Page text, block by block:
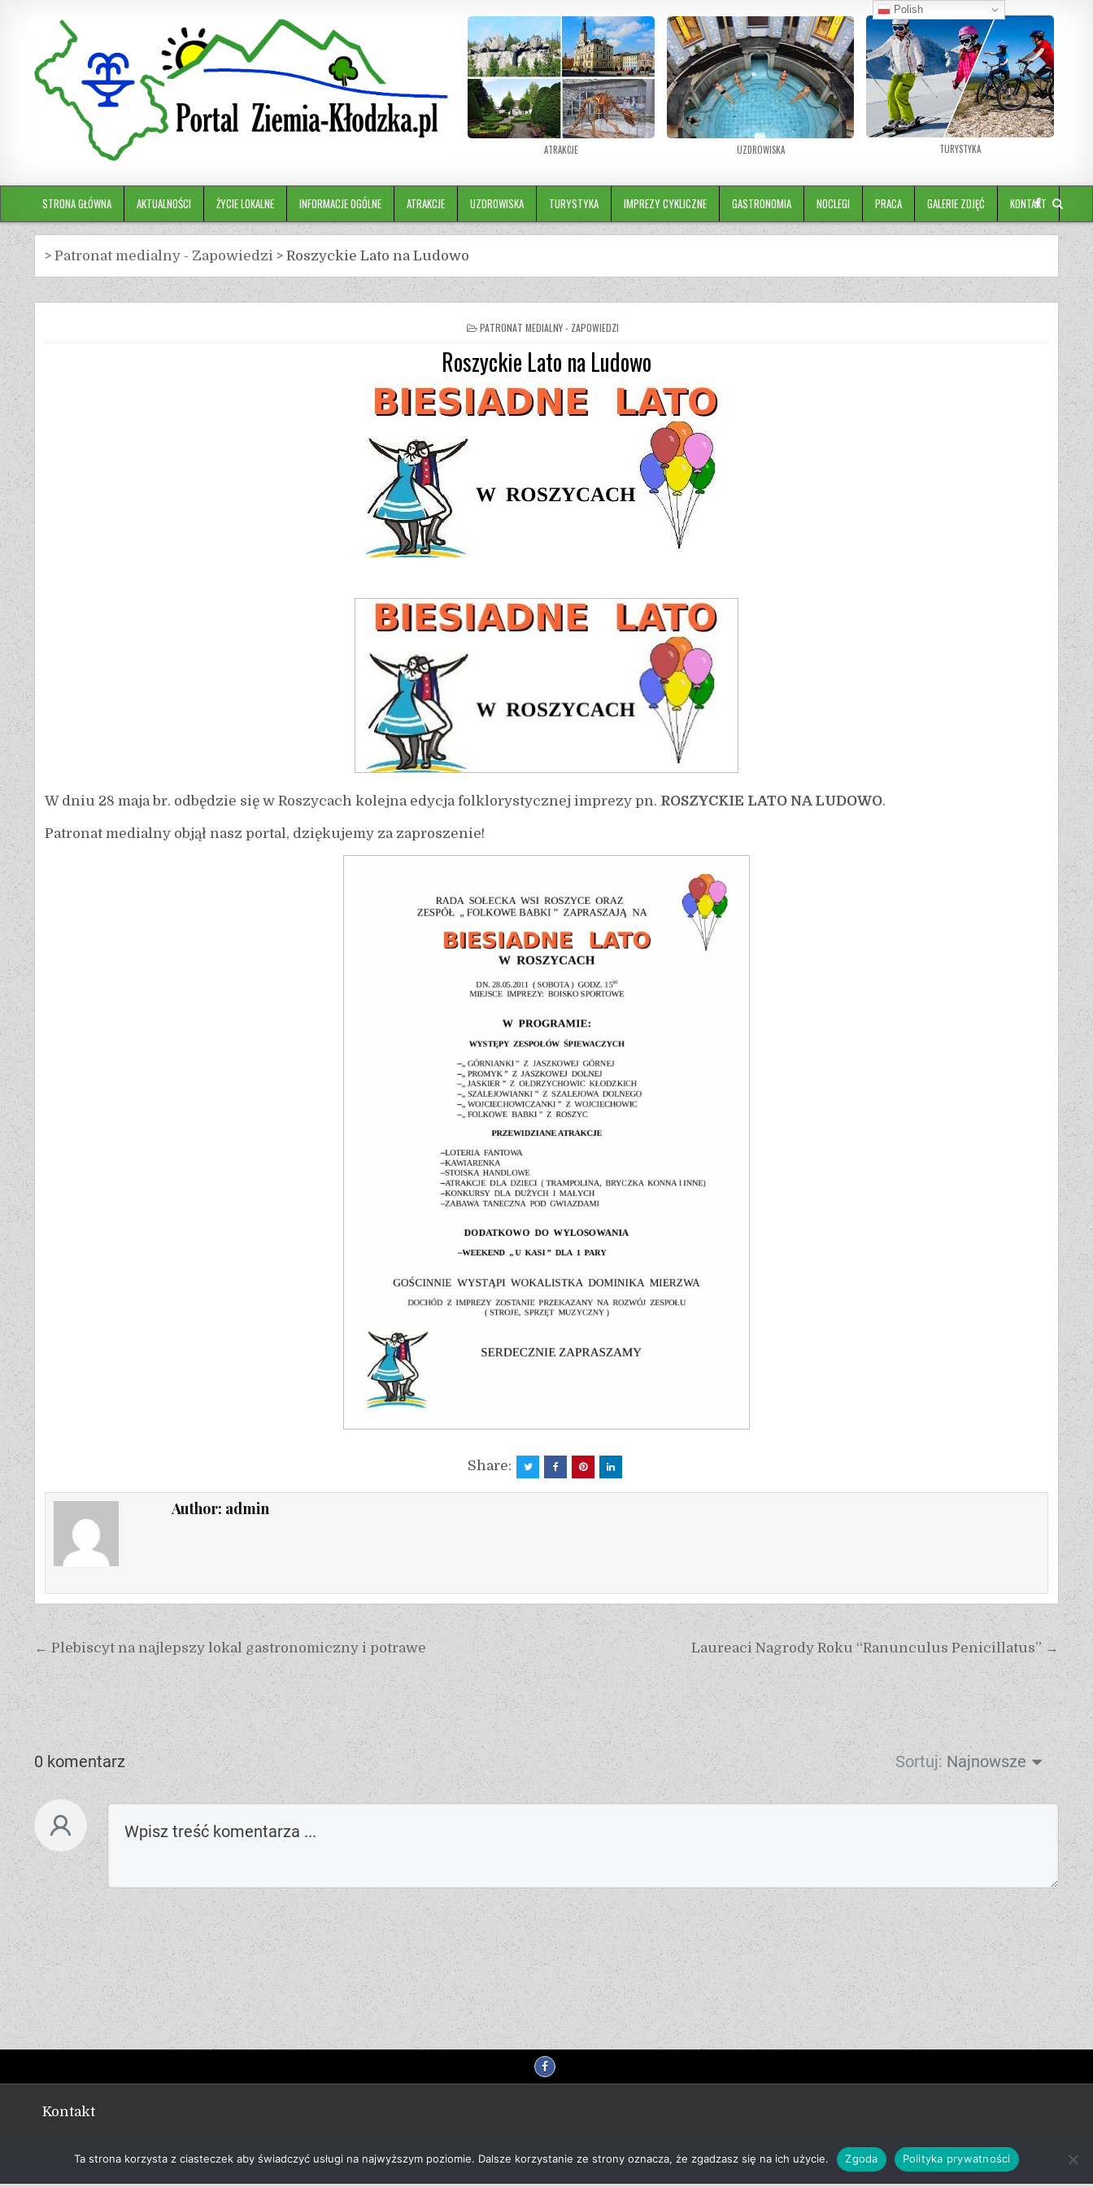
ATRAKCJE UZDROWISKA TURYSTYKA
STRONA GŁÓWNA AKTUALNOŚCI ŻYCIE LOKALNE INFORMACJE OGÓLNE ATRAKCJE UZDROWISKA TURYSTYKA IMPREZY CYKLICZNE GASTRONOMIA NOCLEGI PRACA GALERIE ZDJĘĆ KONTAKT
> Patronat medialny - Zapowiedzi > Roszyckie Lato na Ludowo
PATRONAT MEDIALNY - ZAPOWIEDZI
Roszyckie Lato na Ludowo
W dniu 28 maja br. odbędzie się w Roszycach kolejna edycja folklorystycznej imprezy pn. ROSZYCKIE LATO NA LUDOWO.
Patronat medialny objął nasz portal, dziękujemy za zaproszenie!
Share:
Author: admin
← Plebiscyt na najlepszy lokal gastronomiczny i potrawe Laureaci Nagrody Roku “Ranunculus Penicillatus” →
0 komentarz Sortuj: Najnowsze
Kontakt
Polish
Ta strona korzysta z ciasteczek aby świadczyć usługi na najwyższym poziomie. Dalsze korzystanie ze strony oznacza, że zgadzasz się na ich użycie. Zgoda Polityka prywatności